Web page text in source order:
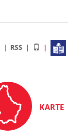
RSS
KARTE